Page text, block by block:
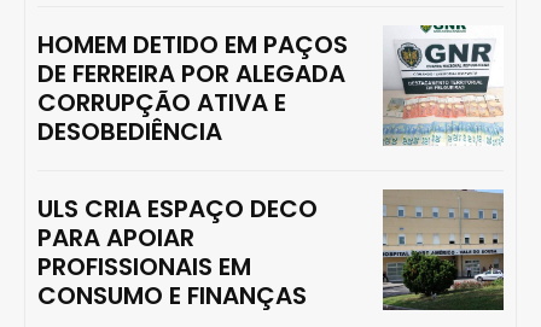
HOMEM DETIDO EM PAÇOS
DE FERREIRA POR ALEGADA
CORRUPÇÃO ATIVA E
DESOBEDIÊNCIA
ULS CRIA ESPAÇO DECO
PARA APOIAR
PROFISSIONAIS EM
CONSUMO E FINANÇAS